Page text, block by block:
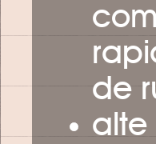
de
alte